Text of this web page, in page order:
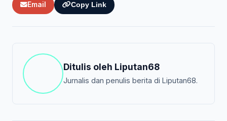
Email Copy Link
Ditulis oleh Liputan68
Jurnalis dan penulis berita di Liputan68.